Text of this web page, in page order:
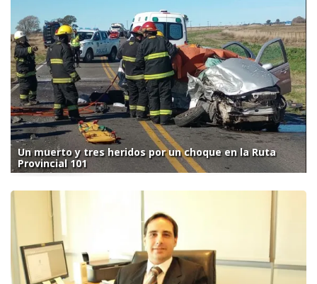
Un muerto y tres heridos por un choque en la Ruta
Provincial 101